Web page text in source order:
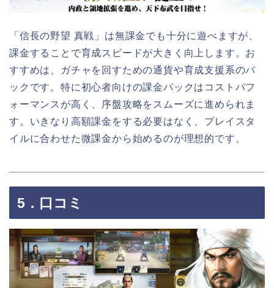
「信長の野望 真戦」は無課金でも十分に遊べますが、
課金することで育成スピードが大きく向上します。お
すすめは、ガチャを回すための通貨や育成支援系のパ
ックです。特に初心者向けの課金パックはコストパフ
ォーマンスが高く、序盤攻略をスムーズに進められま
す。いきなり高額課金をする必要はなく、プレイスタ
イルに合わせた微課金から始めるのが理想的です。
5．口コミ